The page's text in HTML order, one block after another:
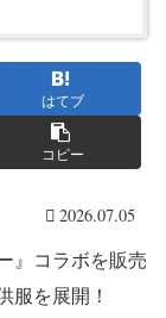
はてブ
コピー
2026.07.05
』コラボを販売
服を展開！